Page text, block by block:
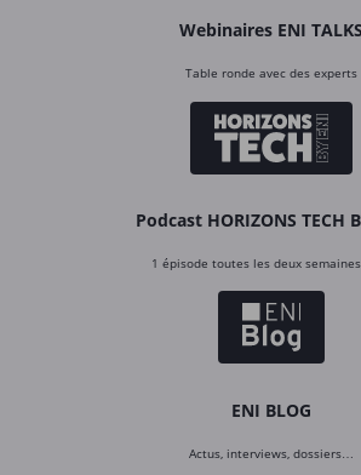
Webinaires ENI TALKS
Table ronde avec des experts
Podcast HORIZONS TECH
1 épisode toutes les deux
ENI BLOG
Actus, interviews, dossiers…